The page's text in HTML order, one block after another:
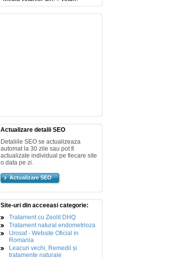
Actualizare detalii SEO
Detaliile SEO se actualizeaza
automat la 30 zile sau pot fi
actualizate individual pe fiecare site
o data pe zi.
Actualizare SEO
Site-uri din acceeasi categorie:
Tratament cu Zeolit DHQ
Tratament natural endometrioza
Urosaf - Website Oficial in
Romania
Leacuri vechi, Remedii și
tratamente naturale